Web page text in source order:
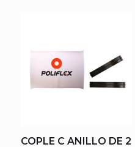
COPLE C ANILLO DE 2